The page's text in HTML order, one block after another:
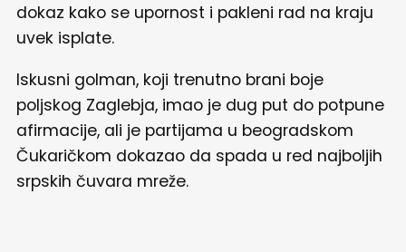
dokaz kako se upornost i pakleni rad na kraju
uvek isplate.
Iskusni golman, koji trenutno brani boje
poljskog Zaglebja, imao je dug put do potpune
afirmacije, ali je partijama u beogradskom
Čukaričkom dokazao da spada u red najboljih
srpskih čuvara mreže.